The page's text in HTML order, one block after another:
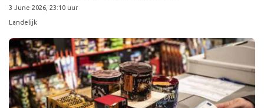
3 June 2026, 23:10 uur
Landelijk